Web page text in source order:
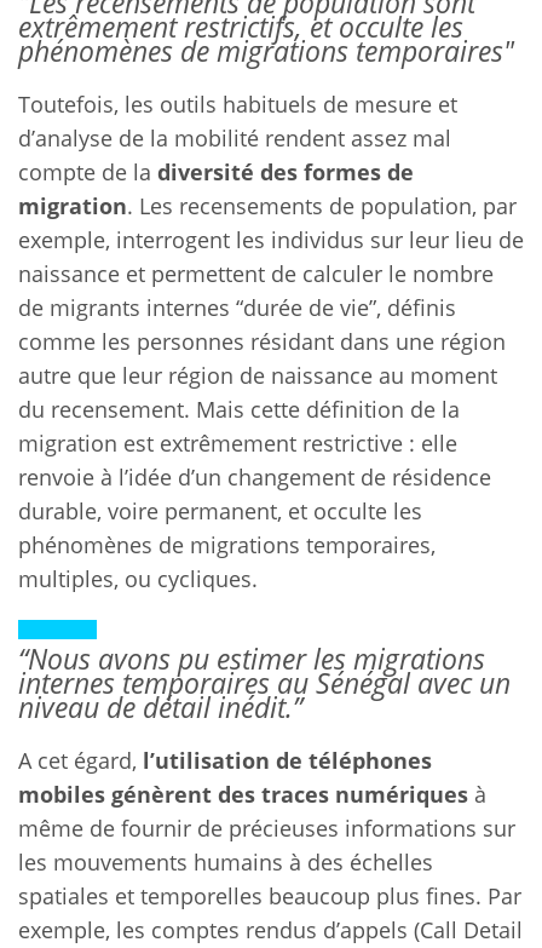
extrêmement restrictifs, et occulte les
phénomènes de migrations temporaires"
Toutefois, les outils habituels de mesure et
d’analyse de la mobilité rendent assez mal
compte de la diversité des formes de
migration. Les recensements de population, par
exemple, interrogent les individus sur leur lieu de
naissance et permettent de calculer le nombre
de migrants internes “durée de vie”, définis
comme les personnes résidant dans une région
autre que leur région de naissance au moment
du recensement. Mais cette définition de la
migration est extrêmement restrictive : elle
renvoie à l’idée d’un changement de résidence
durable, voire permanent, et occulte les
phénomènes de migrations temporaires,
multiples, ou cycliques.
“Nous avons pu estimer les migrations
internes temporaires au Sénégal avec un
niveau de détail inédit.”
A cet égard, l’utilisation de téléphones
mobiles génèrent des traces numériques à
même de fournir de précieuses informations sur
les mouvements humains à des échelles
spatiales et temporelles beaucoup plus fines. Par
exemple, les comptes rendus d’appels (Call Detail